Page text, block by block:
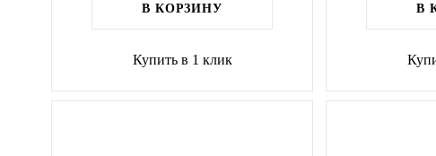
В КОРЗИНУ
Купить в 1 клик
В